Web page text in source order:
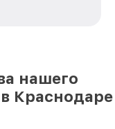
нашего
Краснодаре